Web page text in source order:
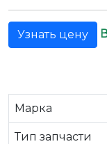
Узнать цену
Марка
Тип запчасти